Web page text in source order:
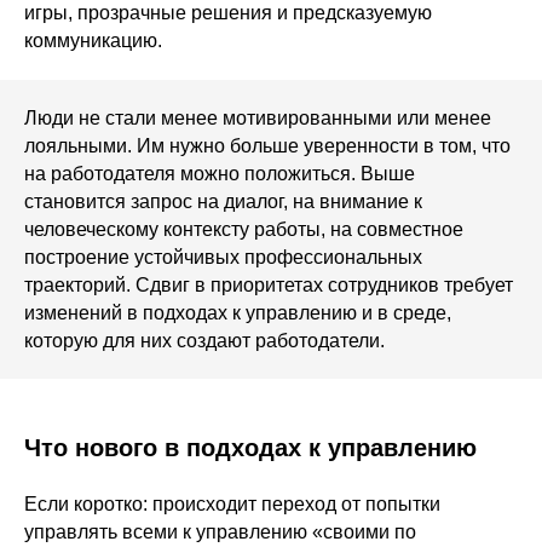
игры, прозрачные решения и предсказуемую
коммуникацию.
Люди не стали менее мотивированными или менее
лояльными. Им нужно больше уверенности в том, что
на работодателя можно положиться. Выше
становится запрос на диалог, на внимание к
человеческому контексту работы, на совместное
построение устойчивых профессиональных
траекторий. Сдвиг в приоритетах сотрудников требует
изменений в подходах к управлению и в среде,
которую для них создают работодатели.
Что нового в подходах к управлению
Если коротко: происходит переход от попытки
управлять всеми к управлению «своими по